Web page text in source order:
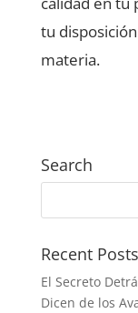
tu
materia.
Search
Recent Posts
El Secreto
Dicen de los